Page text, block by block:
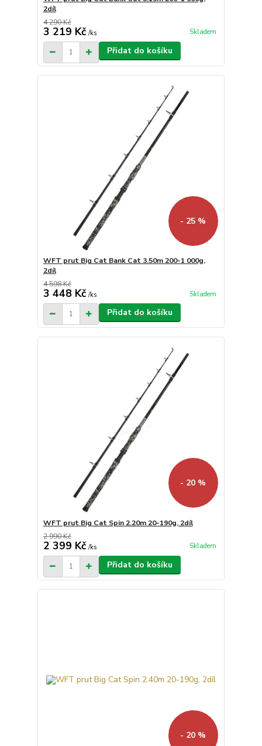
2díl
4 290 Kč
3 219 Kč /ks Skladem
Přidat do košíku
- 25 %
WFT prut Big Cat Bank Cat 3.50m 200-1 000g,
2díl
4 598 Kč
3 448 Kč /ks Skladem
Přidat do košíku
- 20 %
WFT prut Big Cat Spin 2.20m 20-190g, 2díl
2 990 Kč
2 399 Kč /ks Skladem
Přidat do košíku
- 20 %